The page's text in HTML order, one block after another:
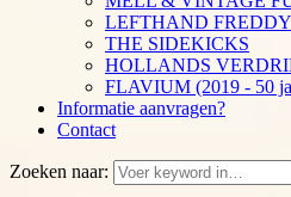
LEFTHAND FREDDY
THE SIDEKICKS
HOLLANDS
FLAVIUM (2019 - 50
Informatie aanvragen?
Contact
Zoeken naar: